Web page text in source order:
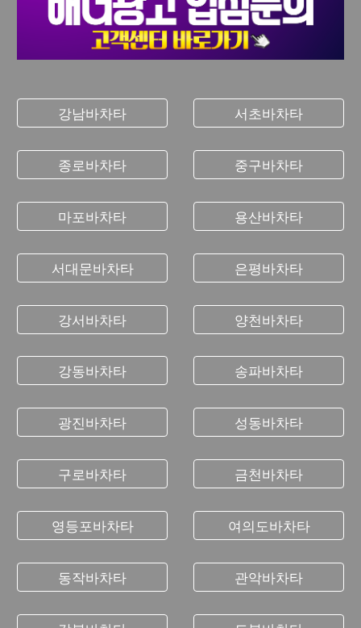
강남바차타
종로바차타
마포바차타
서대문바차타
강서바차타
강동바차타
광진바차타
구로바차타
영등포바차타
동작바차타
서초바차타
중구바차타
용산바차타
은평바차타
양천바차타
송파바차타
성동바차타
금천바차타
여의도바차타
관악바차타